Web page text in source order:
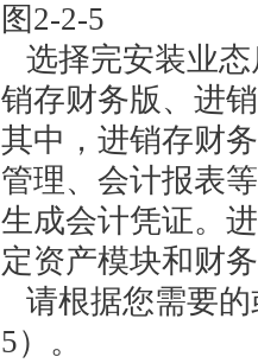
图2-
选择完安装业态
销存财务版、进
其中，进销存财
管理、会计报表
生成会计凭证。
定资产模块和财
请根据您需要的
5）。